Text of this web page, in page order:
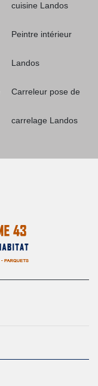
cuisine Landos
Peintre intérieur
Landos
Carreleur pose de
carrelage Landos